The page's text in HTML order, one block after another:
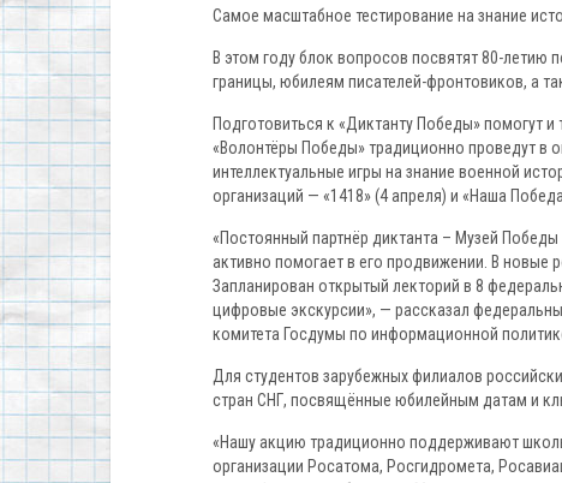
Самое масштабное тестирование на знание
В этом году блок вопросов посвятят 80-летию
границы, юбилеям писателей-фронтовиков, а
Подготовиться к «Диктанту Победы» помогут и
«Волонтёры Победы» традиционно проведут в
интеллектуальные игры на знание военной
организаций — «1418» (4 апреля) и «Наша
«Постоянный партнёр диктанта – Музей
активно помогает в его продвижении. В новые
Запланирован открытый лекторий в 8
цифровые экскурсии», — рассказал
комитета Госдумы по информационной
Для студентов зарубежных филиалов
стран СНГ, посвящённые юбилейным датам и
«Нашу акцию традиционно поддерживают
организации Росатома, Росгидромета,